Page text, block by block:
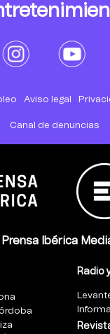
Aviso legal
Canal de denuncias
Ibérica
Radio